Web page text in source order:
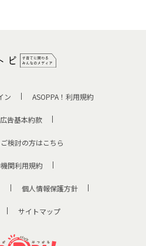
ン ASOPPA！利用規約
告基本約款
検討の方はこちら
関利用規約
個人情報保護方針
サイトマップ